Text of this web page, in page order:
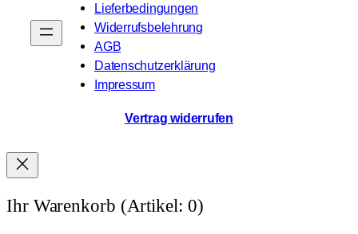
Lieferbedingungen
Widerrufsbelehrung
AGB
Datenschutzerklärung
Impressum
Vertrag widerrufen
Ihr Warenkorb (Artikel: 0)